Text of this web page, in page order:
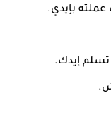
بإيدي.
تسلم إيدك.